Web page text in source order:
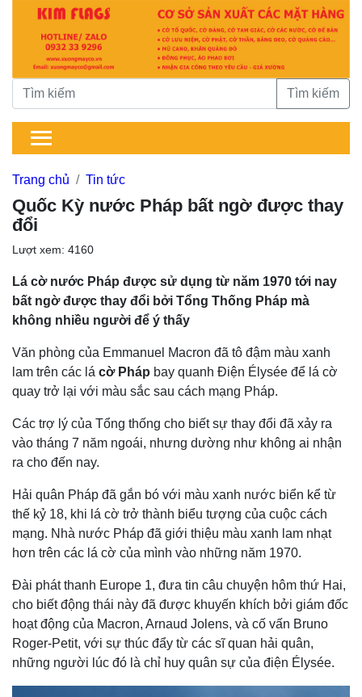
Tìm kiếm
Trang chủ Tin tức
Quốc Kỳ nước Pháp bất ngờ được thay
đổi
Lượt xem: 4160
Lá cờ nước Pháp được sử dụng từ năm 1970 tới nay
bất ngờ được thay đổi bởi Tổng Thống Pháp mà
không nhiều người để ý thấy
Văn phòng của Emmanuel Macron đã tô đậm màu xanh
lam trên các lá cờ Pháp bay quanh Điện Élysée để lá cờ
quay trở lại với màu sắc sau cách mạng Pháp.
Các trợ lý của Tổng thống cho biết sự thay đổi đã xảy ra
vào tháng 7 năm ngoái, nhưng dường như không ai nhận
ra cho đến nay.
Hải quân Pháp đã gắn bó với màu xanh nước biển kể từ
thế kỷ 18, khi lá cờ trở thành biểu tượng của cuộc cách
mạng. Nhà nước Pháp đã giới thiệu màu xanh lam nhạt
hơn trên các lá cờ của mình vào những năm 1970.
Đài phát thanh Europe 1, đưa tin câu chuyện hôm thứ Hai,
cho biết động thái này đã được khuyến khích bởi giám đốc
hoạt động của Macron, Arnaud Jolens, và cố vấn Bruno
Roger-Petit, với sự thúc đẩy từ các sĩ quan hải quân,
những người lúc đó là chỉ huy quân sự của điện Élysée.